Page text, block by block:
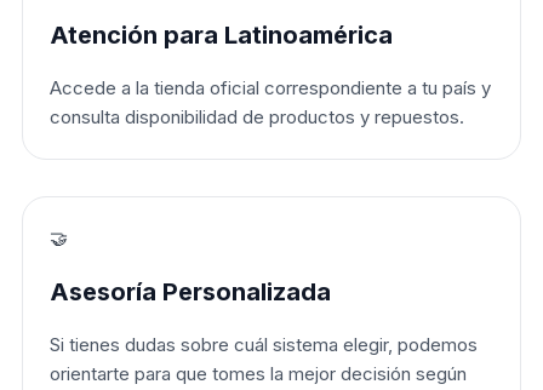
Atención para Latinoamérica
Accede a la tienda oficial correspondiente a tu país y
consulta disponibilidad de productos y repuestos.
🤝
Asesoría Personalizada
Si tienes dudas sobre cuál sistema elegir, podemos
orientarte para que tomes la mejor decisión según